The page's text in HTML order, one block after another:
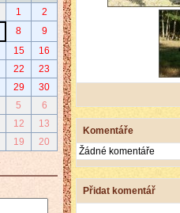
Komentáře
Žádné komentáře
Přidat komentář
1
2
8
9
15
16
22
23
29
30
5
6
12
13
19 20